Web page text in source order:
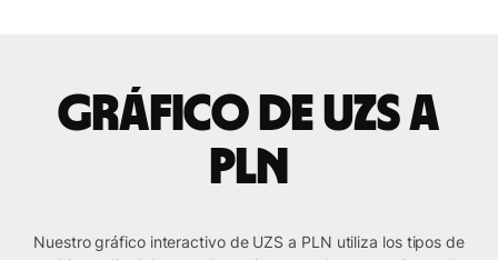
Gráfico de UZS a
PLN
Nuestro gráfico interactivo de UZS a PLN utiliza los tipos de